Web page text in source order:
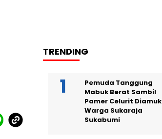
TRENDING
Pemuda Tanggung
Mabuk Berat Sambil
Pamer Celurit Diamuk
Warga Sukaraja
Sukabumi